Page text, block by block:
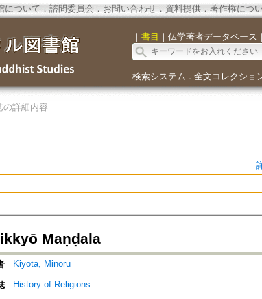
について ． 諮問委員会． お問い合わせ． 資料提供． 著作権につ
｜ 書目 ｜ 仏学著者データベース ｜
検索システム ． 全文コレクショ
の詳細内容
Maṇḍala
Kiyota, Minoru
History of Religions